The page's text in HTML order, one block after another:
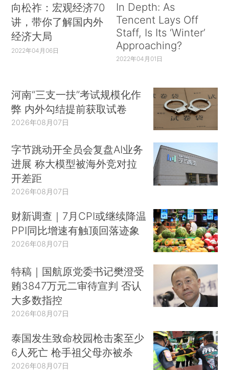
向松祚：宏观经济70
讲，带你了解国内外
经济大局
2022年04月06日
In Depth: As
Tencent Lays Off
Staff, Is Its ‘Winter’
Approaching?
2022年04月01日
河南“三支一扶”考试规模化作
弊 内外勾结提前获取试卷
2026年08月07日
字节跳动开全员会复盘AI业务
进展 称大模型被海外竞对拉
开差距
2026年08月07日
财新调查｜7月CPI或继续降温
PPI同比增速有触顶回落迹象
2026年08月07日
特稿｜国航原党委书记樊澄受
贿3847万元二审待宣判 否认
大多数指控
2026年08月07日
泰国发生致命校园枪击案至少
6人死亡 枪手祖父母亦被杀
2026年08月07日